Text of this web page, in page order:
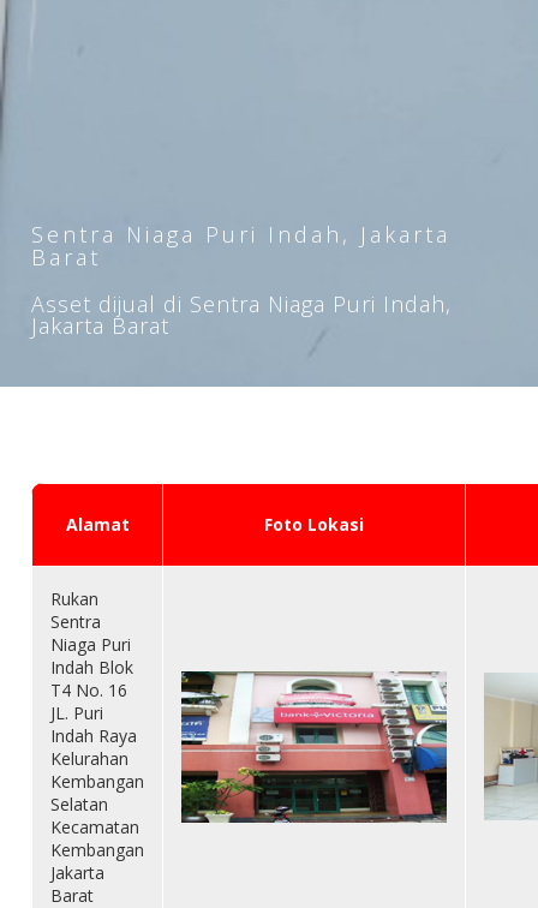
Sentra Niaga Puri Indah, Jakarta
Barat
Asset dijual di Sentra Niaga Puri Indah,
Jakarta Barat
Alamat Foto Lokasi
Rukan
Sentra
Niaga Puri
Indah Blok
T4 No. 16
JL. Puri
Indah Raya
Kelurahan
Kembangan
Selatan
Kecamatan
Kembangan
Jakarta
Barat